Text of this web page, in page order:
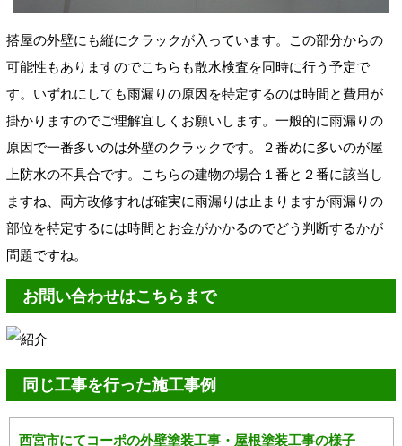
搭屋の外壁にも縦にクラックが入っています。この部分からの
可能性もありますのでこちらも散水検査を同時に行う予定で
す。いずれにしても雨漏りの原因を特定するのは時間と費用が
掛かりますのでご理解宜しくお願いします。一般的に雨漏りの
原因で一番多いのは外壁のクラックです。２番めに多いのが屋
上防水の不具合です。こちらの建物の場合１番と２番に該当し
ますね、両方改修すれば確実に雨漏りは止まりますが雨漏りの
部位を特定するには時間とお金がかかるのでどう判断するかが
問題ですね。
お問い合わせはこちらまで
同じ工事を行った施工事例
西宮市にてコーポの外壁塗装工事・屋根塗装工事の様子